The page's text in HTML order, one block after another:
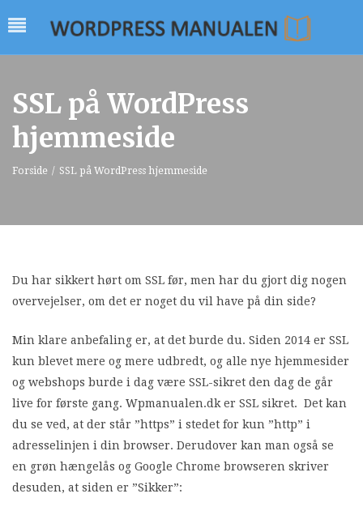
SSL på WordPress
hjemmeside
Forside / SSL på WordPress hjemmeside
Du har sikkert hørt om SSL før, men har du gjort dig nogen
overvejelser, om det er noget du vil have på din side?
Min klare anbefaling er, at det burde du. Siden 2014 er SSL
kun blevet mere og mere udbredt, og alle nye hjemmesider
og webshops burde i dag være SSL-sikret den dag de går
live for første gang. Wpmanualen.dk er SSL sikret. Det kan
du se ved, at der står ”https” i stedet for kun ”http” i
adresselinjen i din browser. Derudover kan man også se
en grøn hængelås og Google Chrome browseren skriver
desuden, at siden er ”Sikker”: